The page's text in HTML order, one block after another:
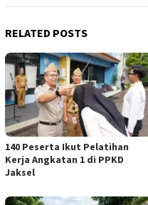
RELATED POSTS
140 Peserta Ikut Pelatihan
Kerja Angkatan 1 di PPKD
Jaksel